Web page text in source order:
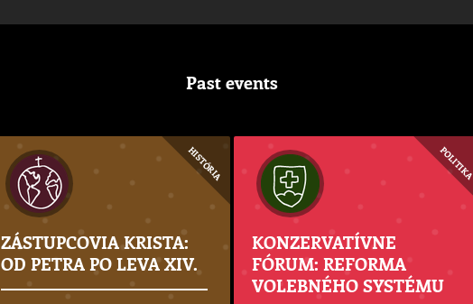
Past events
HISTÓRIA
ZÁSTUPCOVIA KRISTA:
OD PETRA PO LEVA XIV.
POLITIKA
KONZERVATÍVNE
FÓRUM: REFORMA
VOLEBNÉHO SYSTÉMU